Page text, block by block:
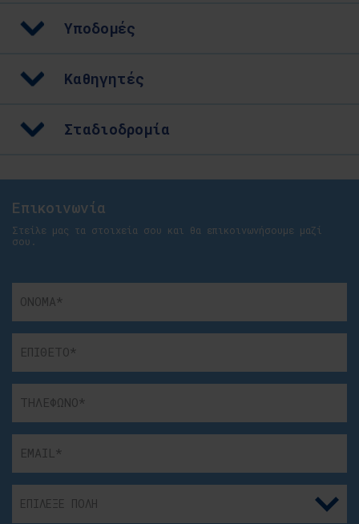
Υποδομές
Καθηγητές
Σταδιοδρομία
Επικοινωνία
Στείλε μας τα στοιχεία σου και θα επικοινωνήσουμε μαζί
σου.